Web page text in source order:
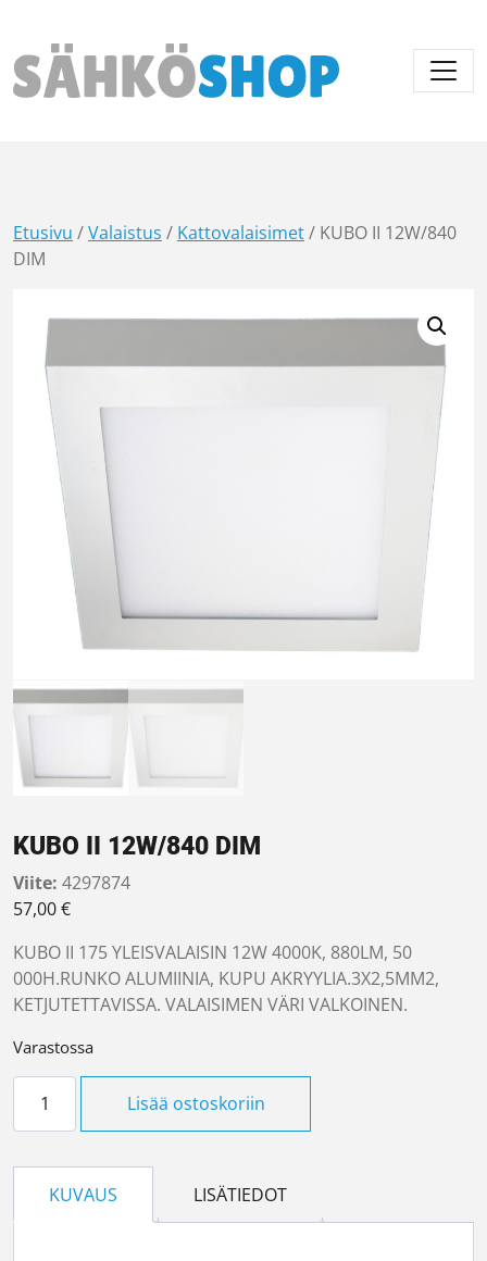
Päävalikko
Etusivu /Valaistus / Kattovalaisimet/ KUBO II 12W/840
DIM
KUBO II 12W/840 DIM
Viite: 4297874
57,00€
KUBO II 175 YLEISVALAISIN 12W 4000K, 880LM, 50
000H.RUNKO ALUMIINIA, KUPU AKRYYLIA.3X2,5MM2,
KETJUTETTAVISSA. VALAISIMEN VÄRI VALKOINEN.
Varastossa
KUBO II 12W/840 DIM määrä
Lisää ostoskoriin
KUVAUS LISÄTIEDOT